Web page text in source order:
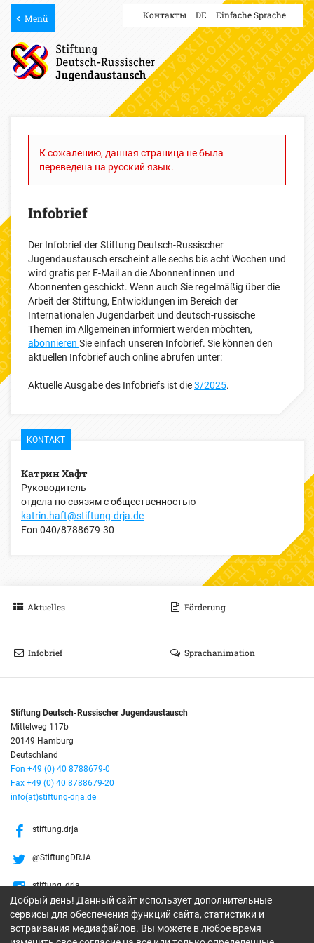
Menü Контакты DE Einfache Sprache
К сожалению, данная страница не была
переведена на русский язык.
Infobrief
Der Infobrief der Stiftung Deutsch-Russischer
Jugendaustausch erscheint alle sechs bis acht Wochen und
wird gratis per E-Mail an die Abonnentinnen und
Abonnenten geschickt. Wenn auch Sie regelmäßig über die
Arbeit der Stiftung, Entwicklungen im Bereich der
Internationalen Jugendarbeit und deutsch-russische
Themen im Allgemeinen informiert werden möchten,
abonnieren Sie einfach unseren Infobrief. Sie können den
aktuellen Infobrief auch online abrufen unter:
Aktuelle Ausgabe des Infobriefs ist die3/2025.
KONTAKT
Катрин Хафт
Руководитель
отдела по связям с общественностью
katrin.haft@stiftung-drja.de
Fon 040/8788679-30
Aktuelles Förderung
Infobrief Sprachanimation
Stiftung Deutsch-Russischer Jugendaustausch
Mittelweg 117b
20149 Hamburg
Deutschland
Fon +49 (0) 40 8788679-0
Fax +49 (0) 40 8788679-20
info(at)stiftung-drja.de
stiftung.drja
@StiftungDRJA
stiftung_drja
Stiftung DRJA
Добрый день! Данный сайт использует дополнительные
сервисы для обеспечения функций сайта, статистики и
встраивания медиафайлов. Вы можете в любое время